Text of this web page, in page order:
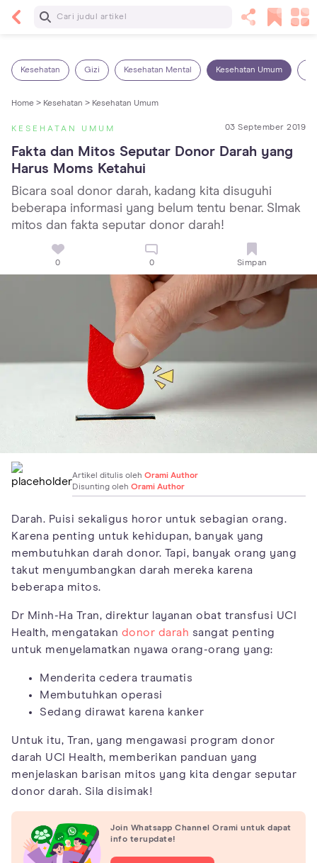
Baca Selanjutnya
Kesehatan Gizi Kesehatan Mental Kesehatan Umum
Home > Kesehatan > Kesehatan Umum
KESEHATAN UMUM 03 September 2019
Fakta dan Mitos Seputar Donor Darah yang
Harus Moms Ketahui
Bicara soal donor darah, kadang kita disuguhi
beberapa informasi yang belum tentu benar. SImak
mitos dan fakta seputar donor darah!
0 0 Simpan
Artikel ditulis oleh Orami Author
Disunting oleh Orami Author
Darah. Puisi sekaligus horor untuk sebagian orang.
Karena penting untuk kehidupan, banyak yang
membutuhkan darah donor. Tapi, banyak orang yang
takut menyumbangkan darah mereka karena
beberapa mitos.
Dr Minh-Ha Tran, direktur layanan obat transfusi UCI
Health, mengatakan donor darah sangat penting
untuk menyelamatkan nyawa orang-orang yang:
Menderita cedera traumatis
Membutuhkan operasi
Sedang dirawat karena kanker
Untuk itu, Tran, yang mengawasi program donor
darah UCI Health, memberikan panduan yang
menjelaskan barisan mitos yang kita dengar seputar
donor darah. Sila disimak!
Join Whatsapp Channel Orami untuk dapat
info terupdate!